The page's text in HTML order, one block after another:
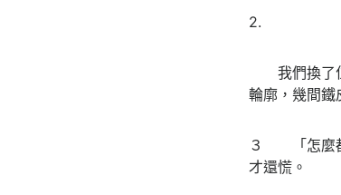
2.
我們換了位
輪廓，幾間鐵
３ 「怎麼都
才還慌。